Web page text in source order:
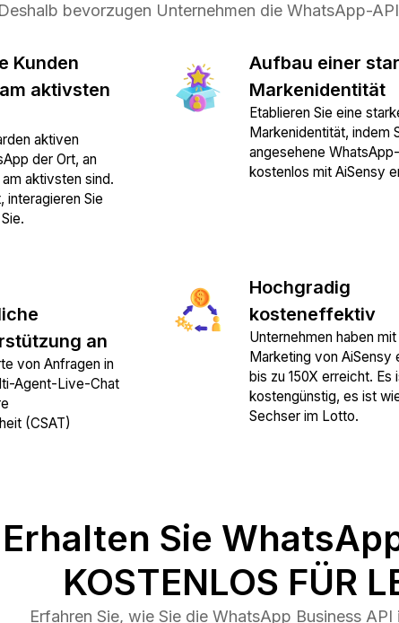
Deshalb bevorzugen Unternehmen die WhatsApp-
Kunden
aktivsten
aktiven
der Ort, an
aktivsten sind.
interagieren Sie
Aufbau einer
Markenidentität
Etablieren Sie eine
Markenidentität, indem
angesehene
kostenlos mit AiSensy
an
von Anfragen in
Agent-Live-Chat
(CSAT)
Hochgradig
kosteneffektiv
Unternehmen haben
Marketing von AiSensy
bis zu 150X erreicht. Es
kostengünstig, es ist
Sechser im Lotto.
Erhalten Sie
KOSTENLOS FÜR
Erfahren Sie, wie Sie die WhatsApp Business API